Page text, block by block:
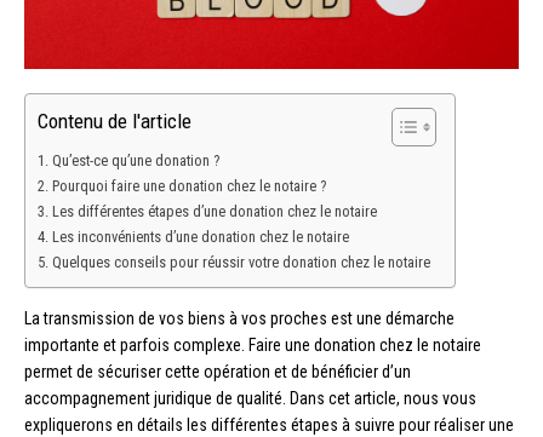
Contenu de l'article
Qu’est-ce qu’une donation ?
Pourquoi faire une donation chez le notaire ?
Les différentes étapes d’une donation chez le notaire
Les inconvénients d’une donation chez le notaire
Quelques conseils pour réussir votre donation chez le notaire
La transmission de vos biens à vos proches est une démarche
importante et parfois complexe. Faire une donation chez le notaire
permet de sécuriser cette opération et de bénéficier d’un
accompagnement juridique de qualité. Dans cet article, nous vous
expliquerons en détails les différentes étapes à suivre pour réaliser une